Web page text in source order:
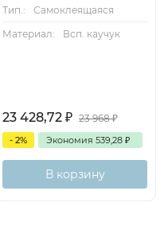
Тип.:
Самоклеящаяся
Материал:
Всп. каучук
23 428,72 ₽ 23 968₽
- 2% Экономия 539,28 ₽
В корзину